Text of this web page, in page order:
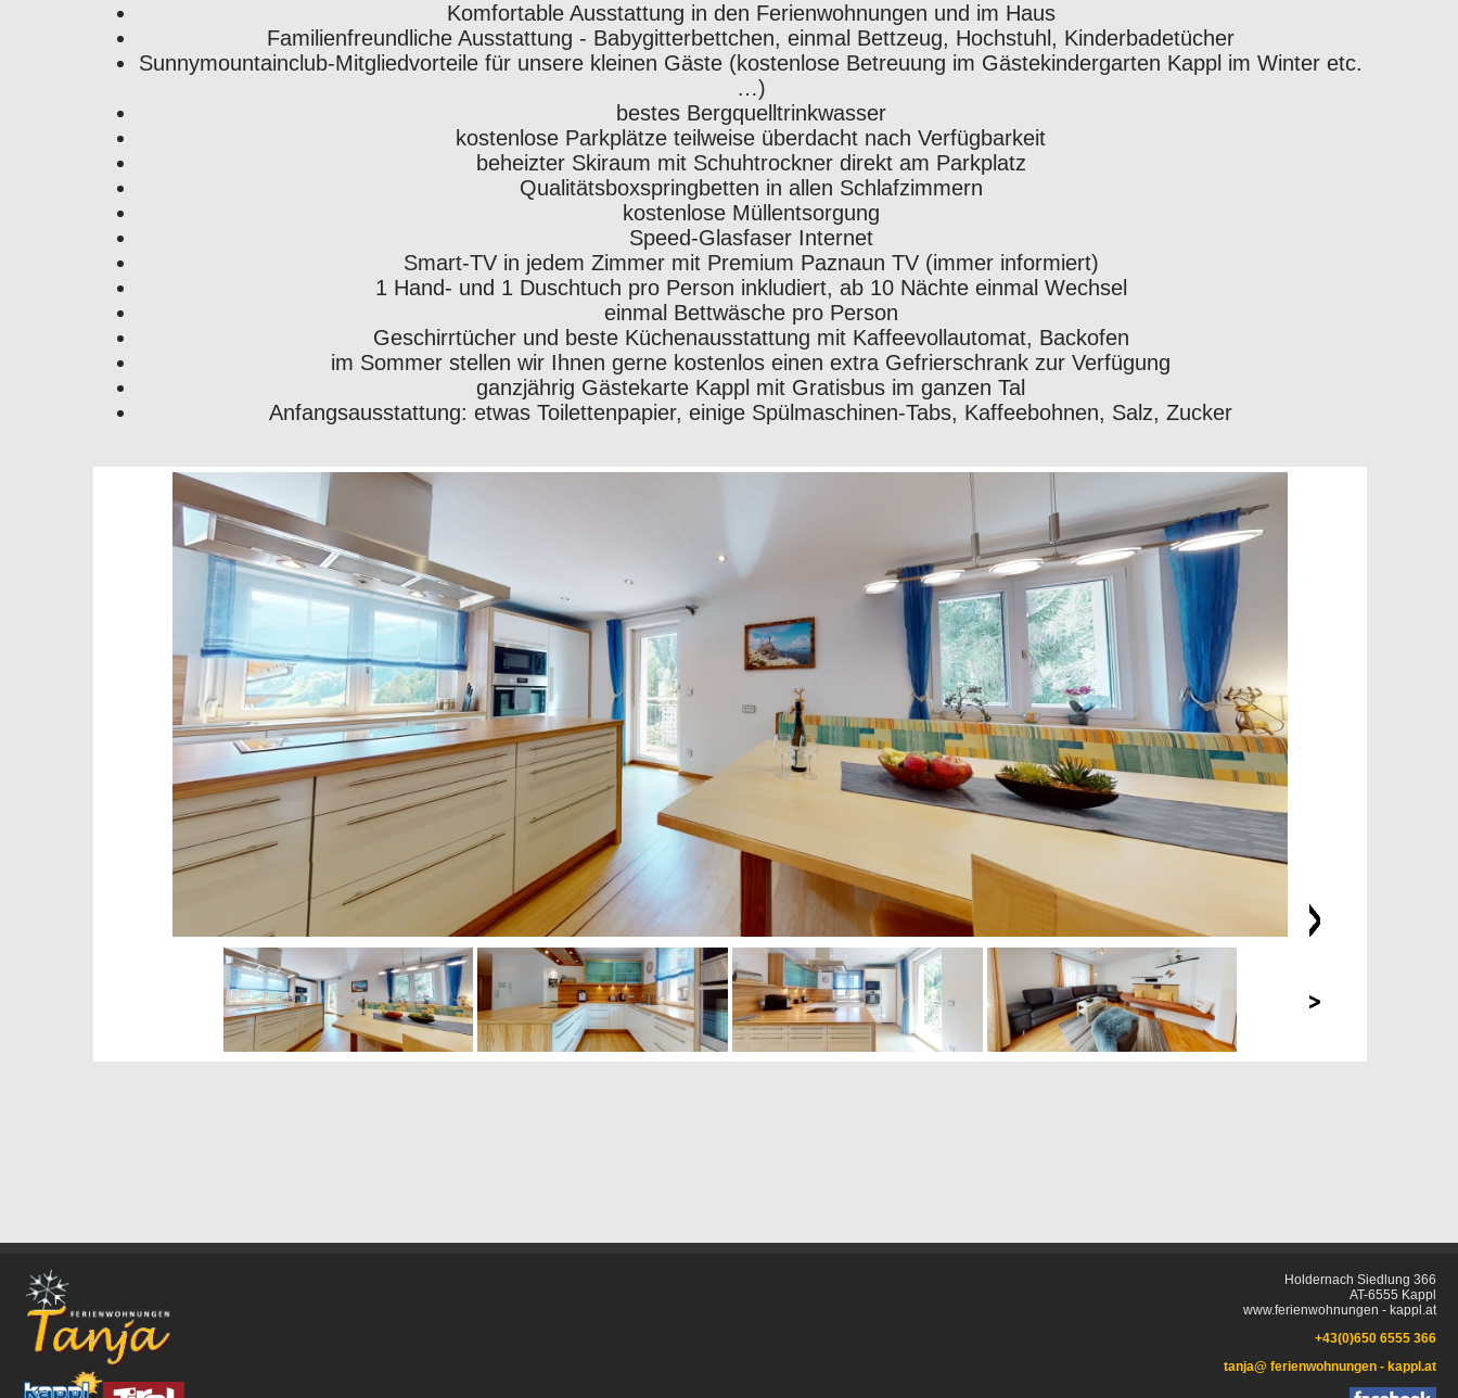
Komfortable Ausstattung in den Ferienwohnungen und im Haus
Familienfreundliche Ausstattung - Babygitterbettchen, einmal Bettzeug, Hochstuhl, Kinderbadetücher
Sunnymountainclub-Mitgliedvorteile für unsere kleinen Gäste (kostenlose Betreuung im Gästekindergarten Kappl im Winter etc.
…)
bestes Bergquelltrinkwasser
kostenlose Parkplätze teilweise überdacht nach Verfügbarkeit
beheizter Skiraum mit Schuhtrockner direkt am Parkplatz
Qualitätsboxspringbetten in allen Schlafzimmern
kostenlose Müllentsorgung
Speed-Glasfaser Internet
Smart-TV in jedem Zimmer mit Premium Paznaun TV (immer informiert)
1 Hand- und 1 Duschtuch pro Person inkludiert, ab 10 Nächte einmal Wechsel
einmal Bettwäsche pro Person
Geschirrtücher und beste Küchenausstattung mit Kaffeevollautomat, Backofen
im Sommer stellen wir Ihnen gerne kostenlos einen extra Gefrierschrank zur Verfügung
ganzjährig Gästekarte Kappl mit Gratisbus im ganzen Tal
Anfangsausstattung: etwas Toilettenpapier, einige Spülmaschinen-Tabs, Kaffeebohnen, Salz, Zucker
Holdernach Siedlung 366
AT-6555 Kappl
www.ferienwohnungen - kappl.at
+43(0)650 6555 366
tanja@ ferienwohnungen - kappl.at